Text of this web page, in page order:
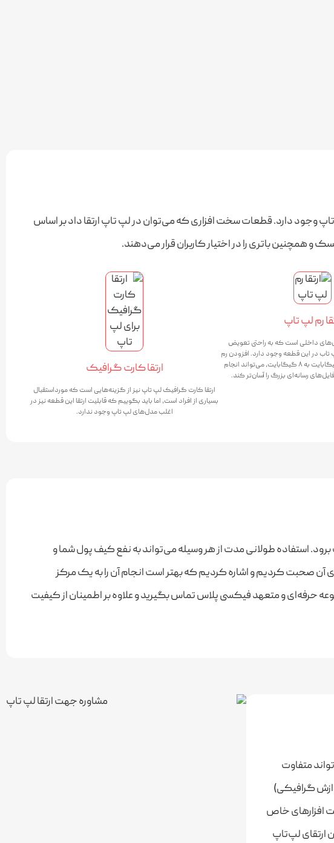
وجود دارد. قطعات سخت افزاری که می‌توان در لپ تاپ ارتقا داد بر اساس
باتری را در اختیار کاربران قرار می‌دهند.
رم لپ تاپ
داخلی است که به راحتی تعویض
تاب در این قطعه وجود دارد. افزودن رم
بیشتر، به ویژه از ۲ یا ۴ گیگابایت به ۸ گیگابایت، می‌تواند انجام
رسانه‌ای بزرگ را آسان‌تر کند.
ارتقا کارت گرافیک
ارتقا کارت گرافیک لپ تاپ نیز از گزینه‌هایی است که مورداستقبال
بسیاری از افراد است، اما باید بگوییم که قابلیت ارتقا این قطعه نیز در
اغلب مدل‌های لپ تاپ وجود ندارد.
استفاده طولانی مدت از هر وسیله می‌تواند به نفع کیف پول شما و
آن صحبت کردیم و اشاره کردیم که بهتر است انجام آن را به یک مرکز
حرفه‌ای و متعهد فیکسی پلاس تماس بگیرید و علاوه بر اطمینان از کیفیت
متفاوت
گرافیکی)
افزارهای خاص
ارتقای لپ‌تاپ